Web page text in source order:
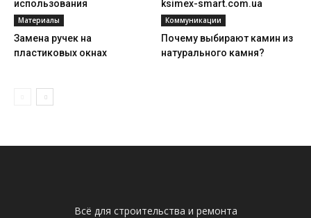
использования
ksimex-smart.com.ua
Материалы
Замена ручек на
пластиковых окнах
Коммуникации
Почему выбирают камин из
натурального камня?
Всё для строительства и ремонта